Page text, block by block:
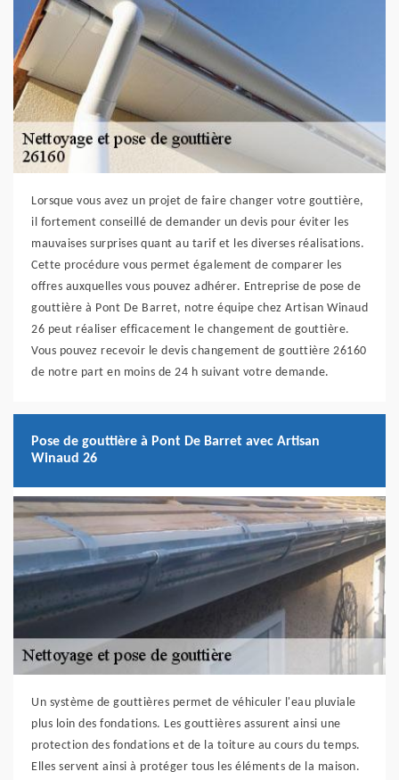
Lorsque vous avez un projet de faire changer votre gouttière,
il fortement conseillé de demander un devis pour éviter les
mauvaises surprises quant au tarif et les diverses réalisations.
Cette procédure vous permet également de comparer les
offres auxquelles vous pouvez adhérer. Entreprise de pose de
gouttière à Pont De Barret, notre équipe chez Artisan Winaud
26 peut réaliser efficacement le changement de gouttière.
Vous pouvez recevoir le devis changement de gouttière 26160
de notre part en moins de 24 h suivant votre demande.
Pose de gouttière à Pont De Barret avec Artisan
Winaud 26
Un système de gouttières permet de véhiculer l'eau pluviale
plus loin des fondations. Les gouttières assurent ainsi une
protection des fondations et de la toiture au cours du temps.
Elles servent ainsi à protéger tous les éléments de la maison.